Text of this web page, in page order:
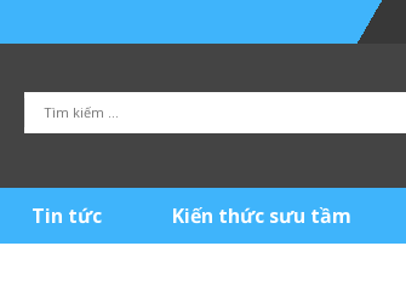
Tin tức Kiến thức sưu tầm